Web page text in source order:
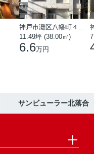
11.49坪 (38.00㎡)
6.6万円
サンビューラー北落合